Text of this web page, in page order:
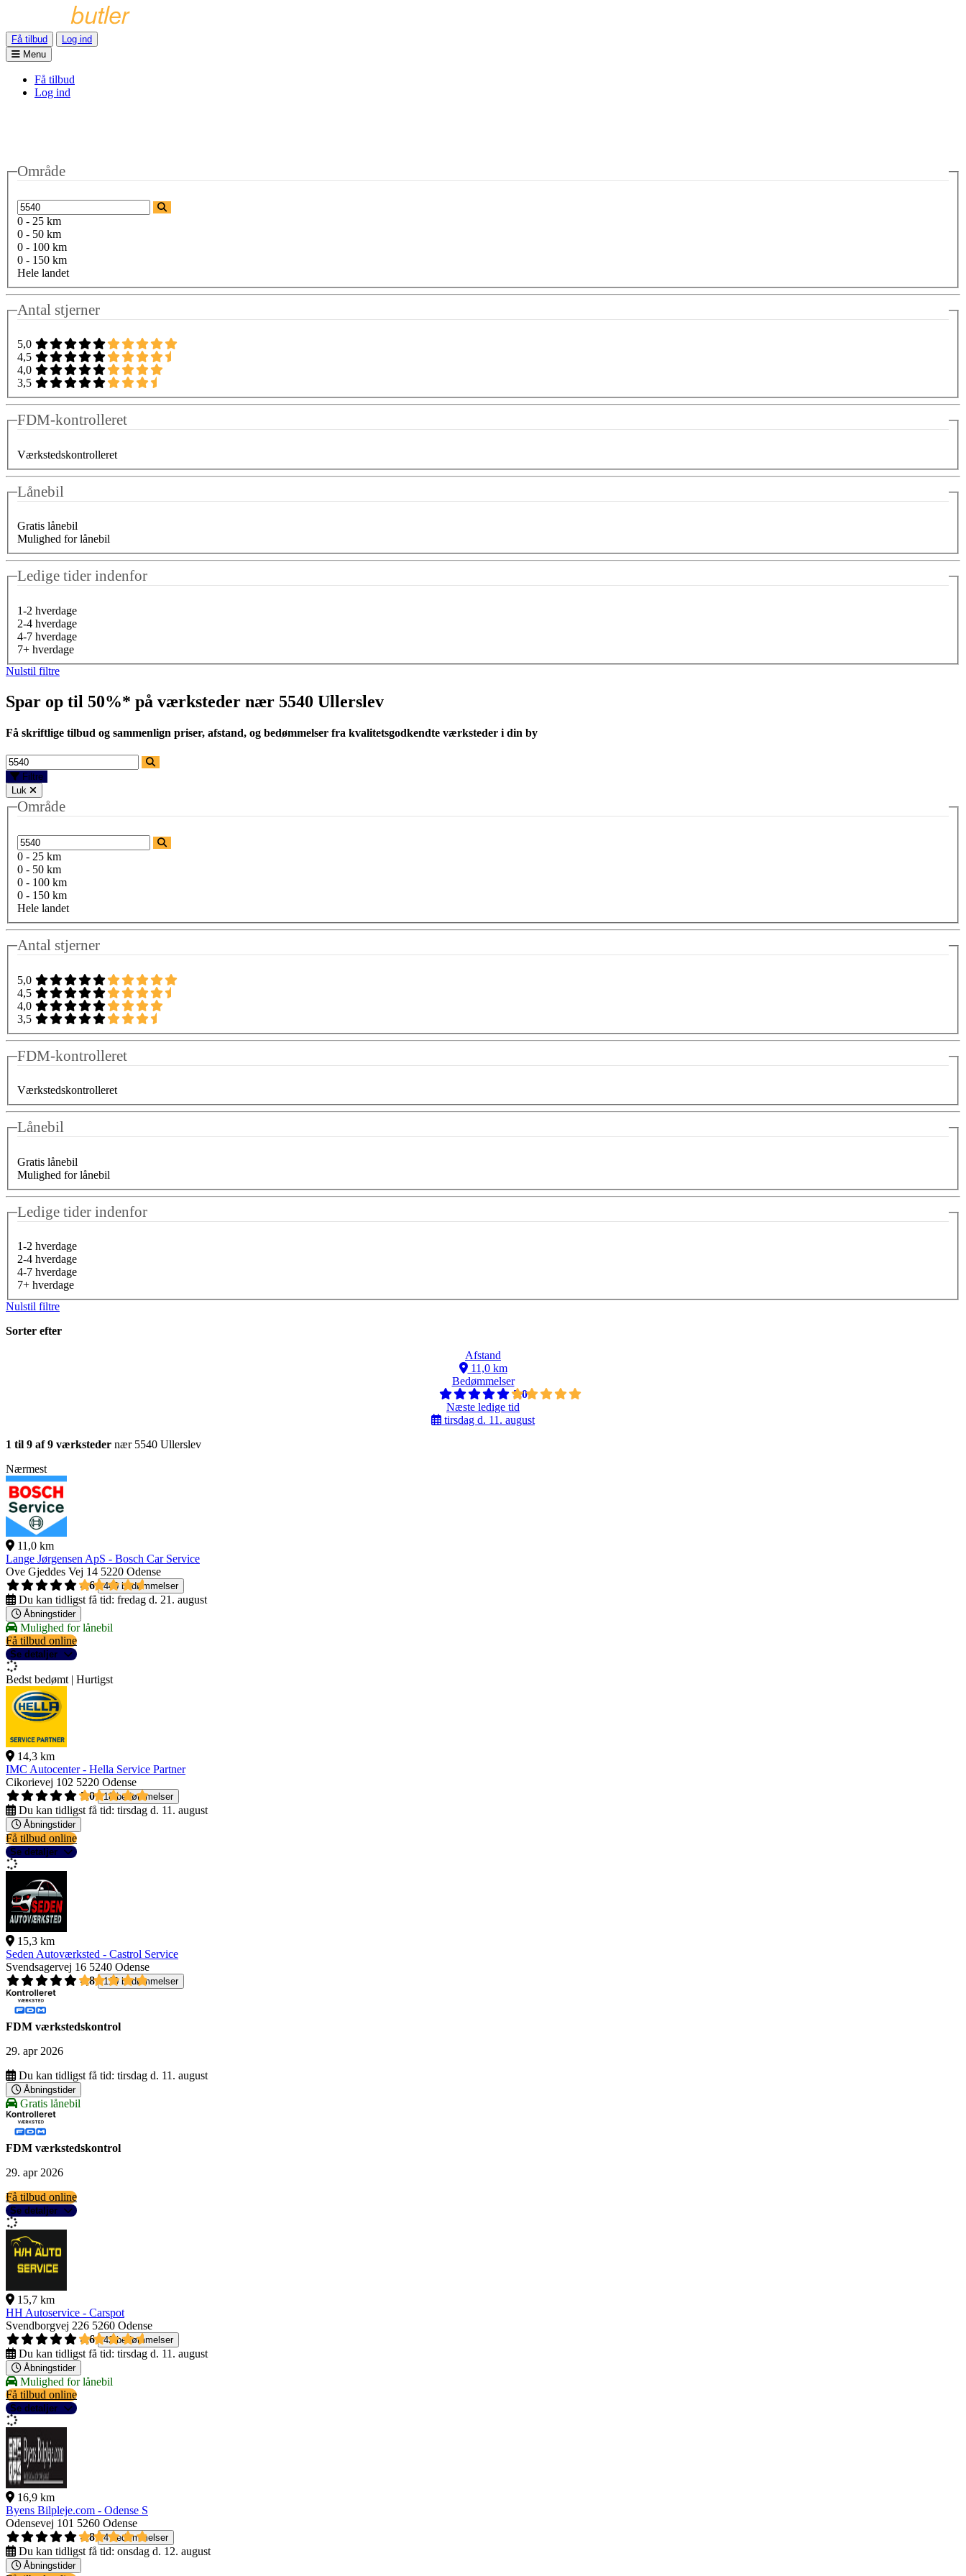
Få tilbud
Log ind
Menu
Få tilbud
Log ind
Område
0 - 25 km
0 - 50 km
0 - 100 km
0 - 150 km
Hele landet
Antal stjerner
5,0
4,5
4,0
3,5
FDM-kontrolleret
Værkstedskontrolleret
Lånebil
Gratis lånebil
Mulighed for lånebil
Ledige tider indenfor
1-2 hverdage
2-4 hverdage
4-7 hverdage
7+ hverdage
Nulstil filtre
Spar op til 50%* på værksteder nær 5540 Ullerslev
Få skriftlige tilbud og sammenlign priser, afstand, og bedømmelser fra kvalitetsgodkendte værksteder i din by
Filtre
Luk
Område
0 - 25 km
0 - 50 km
0 - 100 km
0 - 150 km
Hele landet
Antal stjerner
5,0
4,5
4,0
3,5
FDM-kontrolleret
Værkstedskontrolleret
Lånebil
Gratis lånebil
Mulighed for lånebil
Ledige tider indenfor
1-2 hverdage
2-4 hverdage
4-7 hverdage
7+ hverdage
Nulstil filtre
Sorter efter
Afstand
11,0 km
Bedømmelser
5,0
Næste ledige tid
tirsdag d. 11. august
1 til 9 af 9 værksteder nær 5540 Ullerslev
Nærmest
11,0 km
Lange Jørgensen ApS - Bosch Car Service
Ove Gjeddes Vej 14 5220 Odense
4,6
440 bedømmelser
Du kan tidligst få tid: fredag d. 21. august
Åbningstider
Mulighed for lånebil
Få tilbud online
Se detaljer
Bedst bedømt | Hurtigst
14,3 km
IMC Autocenter - Hella Service Partner
Cikorievej 102 5220 Odense
5,0
18 bedømmelser
Du kan tidligst få tid: tirsdag d. 11. august
Åbningstider
Få tilbud online
Se detaljer
15,3 km
Seden Autoværksted - Castrol Service
Svendsagervej 16 5240 Odense
4,8
110 bedømmelser
FDM værkstedskontrol
29. apr 2026
Du kan tidligst få tid: tirsdag d. 11. august
Åbningstider
Gratis lånebil
FDM værkstedskontrol
29. apr 2026
Få tilbud online
Se detaljer
15,7 km
HH Autoservice - Carspot
Svendborgvej 226 5260 Odense
4,6
42 bedømmelser
Du kan tidligst få tid: tirsdag d. 11. august
Åbningstider
Mulighed for lånebil
Få tilbud online
Se detaljer
16,9 km
Byens Bilpleje.com - Odense S
Odensevej 101 5260 Odense
4,8
4 bedømmelser
Du kan tidligst få tid: onsdag d. 12. august
Åbningstider